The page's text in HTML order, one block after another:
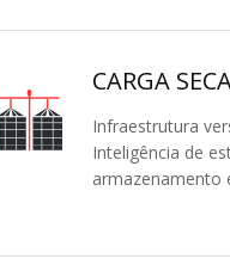
CARGA
Infraestrutura
Inteligência de
armazenamento